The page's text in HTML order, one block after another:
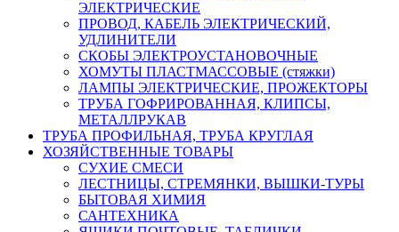
ЭЛЕКТРИЧЕСКИЕ
ПРОВОД, КАБЕЛЬ ЭЛЕКТРИЧЕСКИЙ,
УДЛИНИТЕЛИ
СКОБЫ ЭЛЕКТРОУСТАНОВОЧНЫЕ
ХОМУТЫ ПЛАСТМАССОВЫЕ (стяжки)
ЛАМПЫ ЭЛЕКТРИЧЕСКИЕ, ПРОЖЕКТОРЫ
ТРУБА ГОФРИРОВАННАЯ, КЛИПСЫ,
МЕТАЛЛРУКАВ
ТРУБА ПРОФИЛЬНАЯ, ТРУБА КРУГЛАЯ
ХОЗЯЙСТВЕННЫЕ ТОВАРЫ
СУХИЕ СМЕСИ
ЛЕСТНИЦЫ, СТРЕМЯНКИ, ВЫШКИ-ТУРЫ
БЫТОВАЯ ХИМИЯ
САНТЕХНИКА